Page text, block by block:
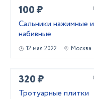
100 ₽
Сальники нажимные и
набивные
12 мая 2022 Москва
320 ₽
Тротуарные плитки